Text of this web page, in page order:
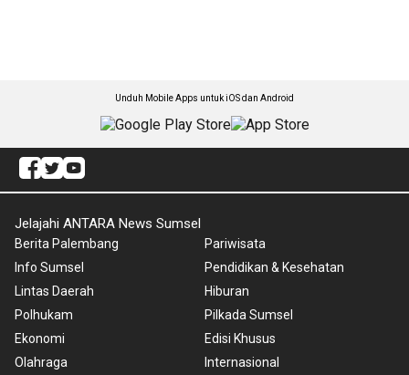
Unduh Mobile Apps untuk iOS dan Android
Jelajahi ANTARA News Sumsel
Berita Palembang
Info Sumsel
Lintas Daerah
Polhukam
Ekonomi
Olahraga
Pariwisata
Pendidikan & Kesehatan
Hiburan
Pilkada Sumsel
Edisi Khusus
Internasional